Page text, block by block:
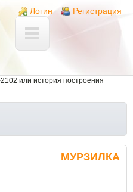
Login links
Логин Регистрация
2102 или история построения
МУРЗИЛКА